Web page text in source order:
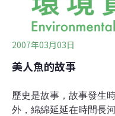
2007年03月03日
美人魚的故事
歷史是故事，故事發生
外，綿綿延延在時間長